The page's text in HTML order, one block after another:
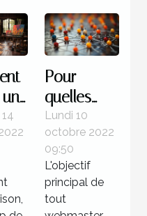
Pour
quelles
raisons
utiliser la
méthode
de
netlinking
Lundi 10
octobre 2022
09:50
L'objectif
principal de
tout